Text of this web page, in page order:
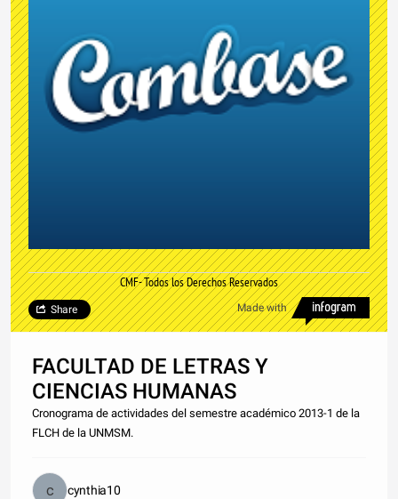
CMF- Todos los Derechos Reservados
Made with
Share
FACULTAD DE LETRAS Y
CIENCIAS HUMANAS
Cronograma de actividades del semestre académico 2013-1 de la
FLCH de la UNMSM.
cynthia10